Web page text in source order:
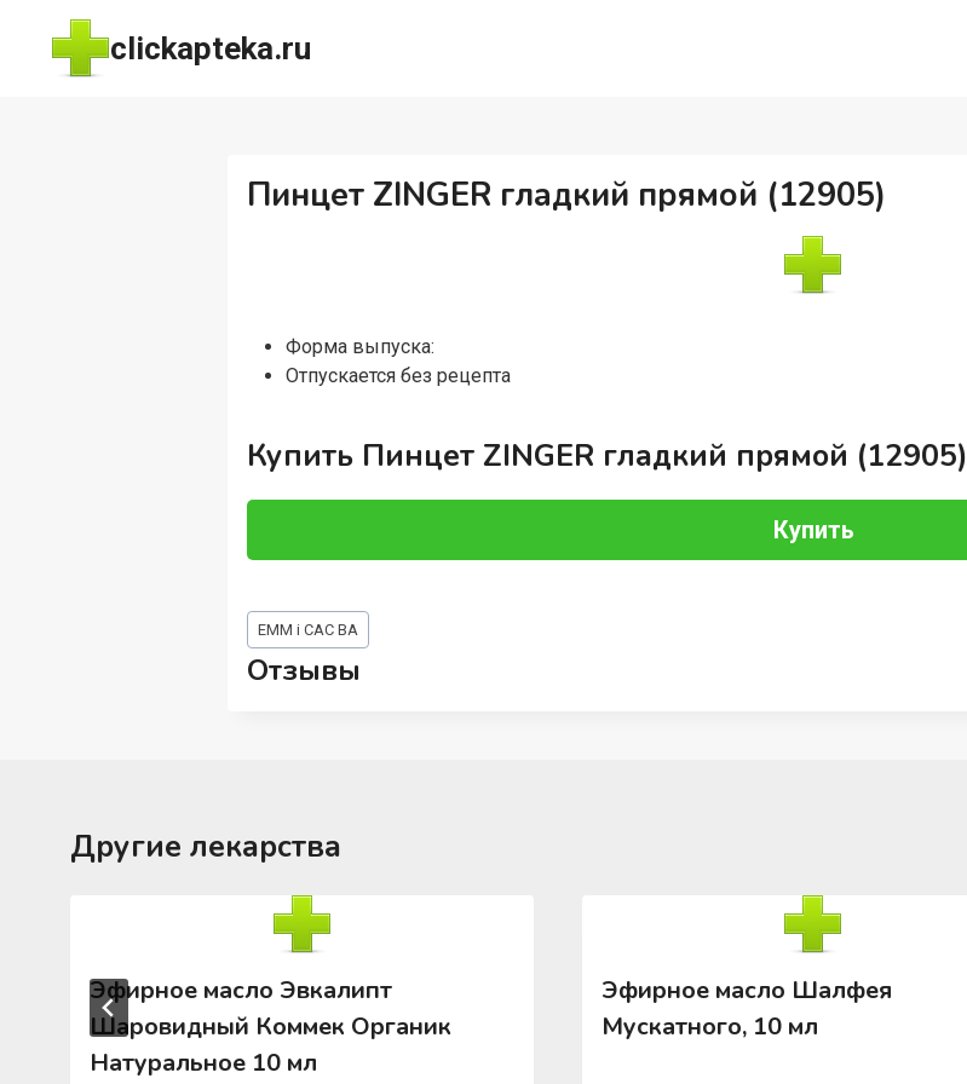
Перейти
содержимому
clickapteka.ru
Пинцет ZINGER гладкий прямой (12905)
Форма выпуска:
Отпускается без рецепта
Купить Пинцет ZINGER гладкий прямой (12905)
Купить
Метки
записи:
EMM i CAC BA
Отзывы
Другие лекарства
Эфирное масло Эвкалипт
Шаровидный Коммек Органик
Натуральное 10 мл
Эфирное масло Шалфея
Мускатного, 10 мл